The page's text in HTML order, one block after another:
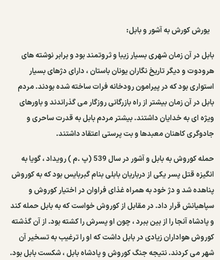
یورش كورش به آشور و بابل:
بابل در آن زمان شهری بسیار زیبا و ثروتمند بود و برابر نوشته های
هرودوت و دیگر تاریخ نگاران یونان باستان ، دارای دژهای بسیار
استواری بود كه در پیرامون رودخانه فرات ساخته شده بودند. مردم
بابل در آن زمان بیشتر از راه بازرگانی روزگار می گذراندند و باورهای
ویژه ای به خدایان داشتند. بیشتر مردم بابل به قدرت ساحری و
جادوگری كاهنان معبدها و بت پرستی اعتقاد داشتند.
حمله كوروش به بابل و آشور در سال 539 (پ .م ) رویداد ، گویا به
انگیزه قتل پسر یكی از درباریان بابلی بنام گبربایس بود كه به كوروش
پناهده شد و دژ خود به همراه غذای فراوان در اختیار كوروش و
سپاهیانش قرار داد. در مقابل از كوروش خواست كه به بابل حمله كند
و پادشاه آنجا را از بین ببرد ، چون او پسرش را كشته بود. از آن گذشته
كوروش هواداران زیادی در بابل داشت كه او را ترغیب به تسخیر آن
شهر می كردند. نتیجه جنگ كوروش و پادشاه بابل ، شكست بابل بود.